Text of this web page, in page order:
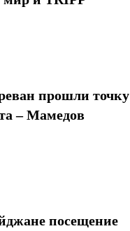
прошли точку
– Мамедов
посещение